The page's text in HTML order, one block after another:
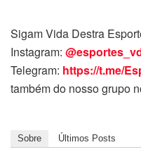
Sigam Vida Destra
Instagram:
Telegram: https://t.me/
também do nosso grupo
Sobre Últimos Posts